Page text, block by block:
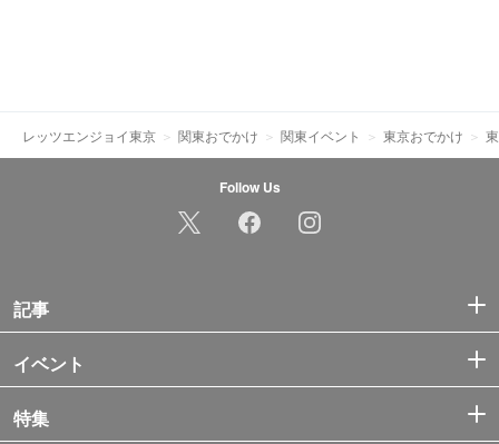
レッツエンジョイ東京 関東おでかけ 関東イベント 東京おでかけ
Follow Us
記事
イベント
特集